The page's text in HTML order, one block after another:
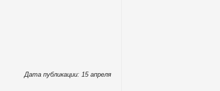
Дата публикации: 15 апреля